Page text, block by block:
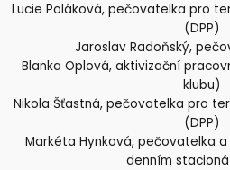
Lucie Poláková, pečovatelka pro
(DPP)
Jaroslav Radoňský,
Blanka Oplová, aktivizační
klubu)
Nikola Šťastná, pečovatelka pro
(DPP)
Markéta Hynková, pečovatelka
denním